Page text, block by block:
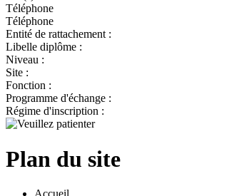
Téléphone
Téléphone
Entité de rattachement :
Libelle diplôme :
Niveau :
Site :
Fonction :
Programme d'échange :
Régime d'inscription :
Plan du site
Accueil